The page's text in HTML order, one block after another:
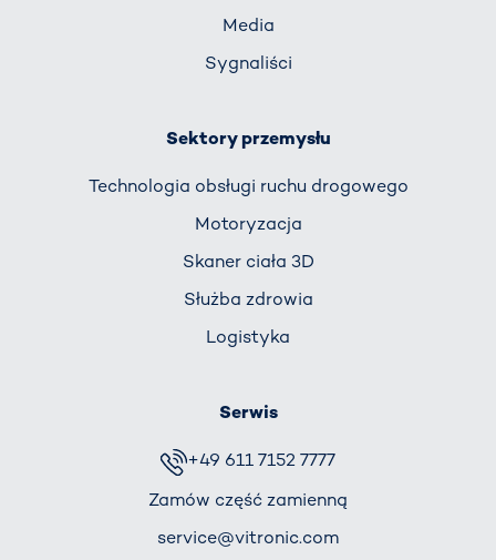
Media
Sygnaliści
Sektory przemysłu
Technologia obsługi ruchu drogowego
Motoryzacja
Skaner ciała 3D
Służba zdrowia
Logistyka
Serwis
+49 611 7152 7777
Zamów część zamienną
service@vitronic.com